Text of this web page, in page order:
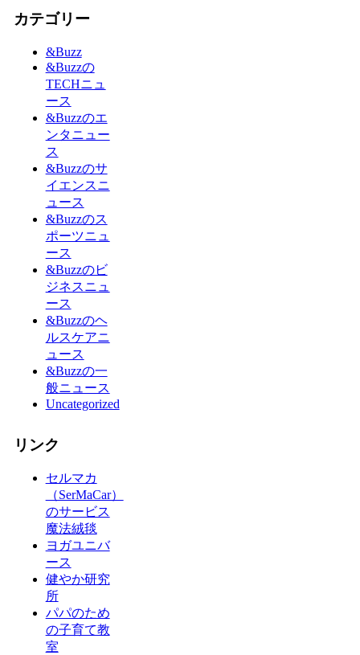
カテゴリー
&Buzz
&Buzzの
TECHニュ
ース
&Buzzのエ
ンタニュー
ス
&Buzzのサ
イエンスニ
ュース
&Buzzのス
ポーツニュ
ース
&Buzzのビ
ジネスニュ
ース
&Buzzのヘ
ルスケアニ
ュース
&Buzzの一
般ニュース
Uncategorized
リンク
セルマカ
（SerMaCar）
のサービス
魔法絨毯
ヨガユニバ
ース
健やか研究
所
パパのため
の子育て教
室